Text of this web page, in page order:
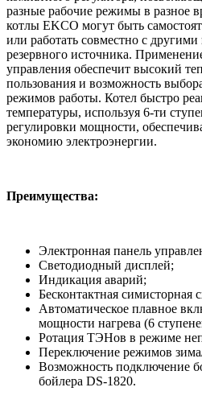
разные рабочие режимы в разное
котлы EKCO могут быть
или работать совместно с другими
резервного источника.
управления обеспечит высокий
пользования и возможность
режимов работы. Котел быстро
температуры, используя 6-ти
регулировки мощности,
экономию электроэнергии.
Преимущества:
Электронная панель
Светодиодный дисплей;
Индикация аварий;
Бесконтактная симисторная
Автоматическое плавное
мощности нагрева (6
Ротация ТЭНов в режиме
Переключение режимов
Возможность подключение
бойлера DS-1820.